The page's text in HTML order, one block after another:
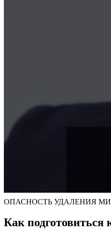
ОПАСНОСТЬ УДАЛЕНИЯ
Как подготовиться